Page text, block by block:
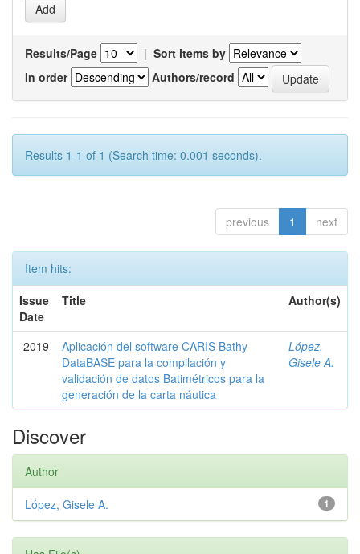
Results/Page | Sort items by
In order
Authors/record
Results 1-1 of 1 (Search time: 0.001 seconds).
previous 1 next
Item hits:
Issue
Date
Title Author(s)
2019
Aplicación del software CARIS Bathy
DataBASE para la compilación y
validación de datos Batimétricos para la
generación de la carta náutica
López,
Gisele A.
Discover
Author
1
López, Gisele A.